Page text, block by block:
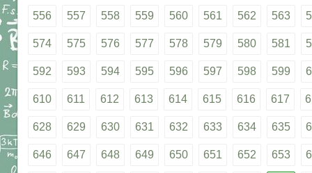
556 557 558 559 560 561 562 563
574 575 576 577 578 579 580 581
592 593 594 595 596 597 598 599
610 611 612 613 614 615 616 617
628 629 630 631 632 633 634 635
646 647 648 649 650 651 652 653